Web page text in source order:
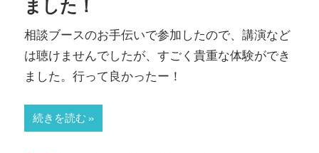
ました！
相談ブースのお手伝いで参加したので、講演など
は聴けませんでしたが、すごく貴重な体験ができ
ました。行って良かったー！
続きを読む